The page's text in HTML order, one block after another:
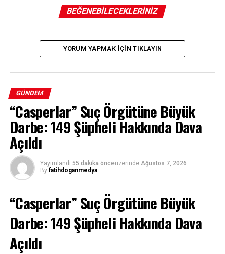
BEĞENEBILECEKLERINIZ
YORUM YAPMAK IÇIN TIKLAYIN
GÜNDEM
“Casperlar” Suç Örgütüne Büyük
Darbe: 149 Şüpheli Hakkında Dava
Açıldı
Yayımlandı 55 dakika önceüzerinde Ağustos 7, 2026
By fatihdoganmedya
“Casperlar” Suç Örgütüne Büyük
Darbe: 149 Şüpheli Hakkında Dava
Açıldı